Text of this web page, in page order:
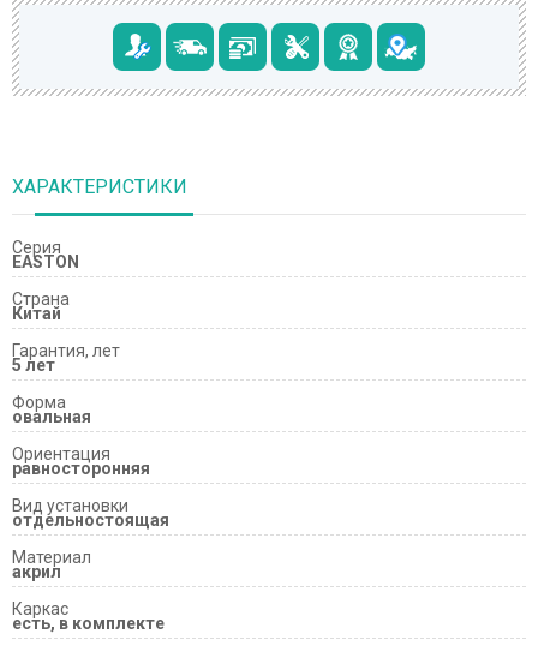
ХАРАКТЕРИСТИКИ
Серия
EASTON
Страна
Китай
Гарантия, лет
5 лет
Форма
овальная
Ориентация
равносторонняя
Вид установки
отдельностоящая
Материал
акрил
Каркас
есть, в комплекте